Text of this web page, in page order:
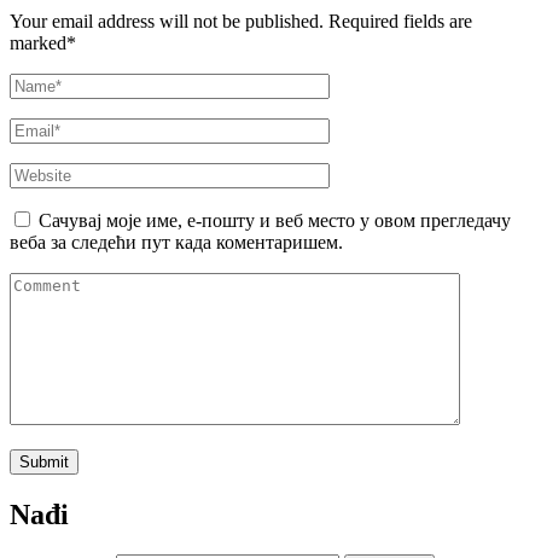
Your email address will not be published. Required fields are
marked*
Сачувај моје име, е-пошту и веб место у овом прегледачу
веба за следећи пут када коментаришем.
Nađi